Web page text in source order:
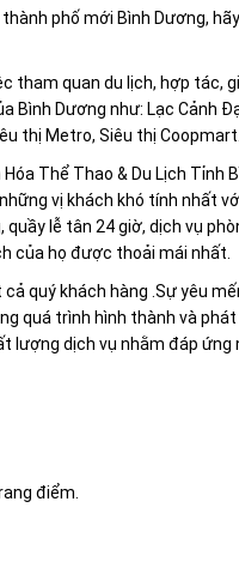
phố mới Bình Dương,
tham quan du lịch, hợp tác,
Bình Dương như: Lạc Cảnh
thị Metro, Siêu thị
Thể Thao & Du Lịch Tỉnh
vị khách khó tính nhất
lễ tân 24 giờ, dịch vụ
của họ được thoải mái nhất.
quý khách hàng .Sự yêu
quá trình hình thành và
lượng dịch vụ nhằm đáp ứng
điểm.